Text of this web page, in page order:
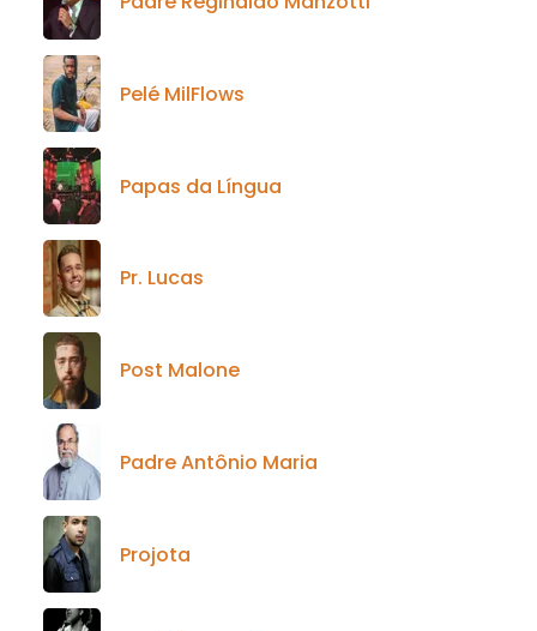
Pelé MilFlows
Papas da Língua
Pr. Lucas
Post Malone
Padre Antônio Maria
Projota